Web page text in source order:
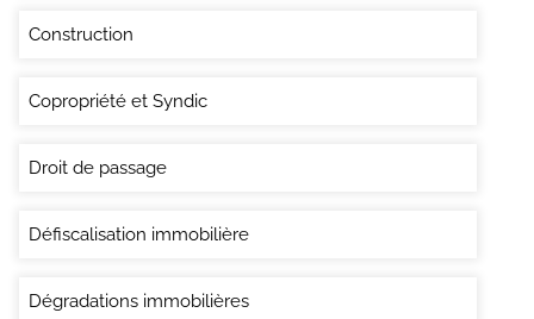
Construction
Copropriété et Syndic
Droit de passage
Défiscalisation immobilière
Dégradations immobilières